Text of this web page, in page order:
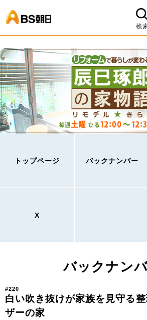
検
トップページ バックナンバー
X
バックナン
#220
白い吹き抜けが家族を見守る
ザーの家